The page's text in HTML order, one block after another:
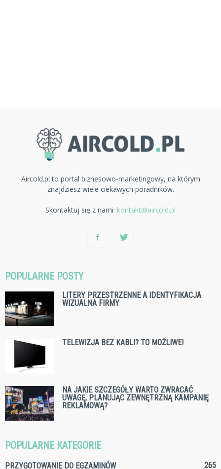
Aircold.pl to portal biznesowo-marketingowy, na którym
znajdziesz wiele ciekawych poradników.
Skontaktuj się z nami: kontakt@aircold.pl
POPULARNE POSTY
LITERY PRZESTRZENNE A IDENTYFIKACJA
WIZUALNA FIRMY
TELEWIZJA BEZ KABLI? TO MOŻLIWE!
NA JAKIE SZCZEGÓŁY WARTO ZWRACAĆ
UWAGĘ, PLANUJĄC ZEWNĘTRZNĄ KAMPANIĘ
REKLAMOWĄ?
POPULARNE KATEGORIE
PRZYGOTOWANIE DO EGZAMINÓW 265